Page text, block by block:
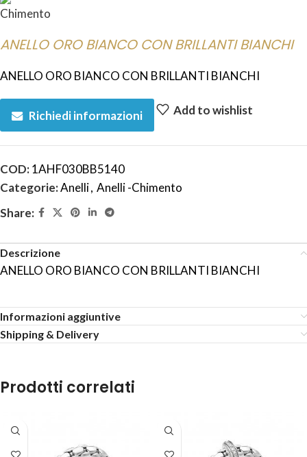
ANELLO ORO BIANCO CON BRILLANTI BIANCHI
ANELLO ORO BIANCO CON BRILLANTI BIANCHI
Richiedi informazioni Add to wishlist
COD:1AHF030BB5140
Categorie:Anelli, Anelli -Chimento
Share:
Descrizione
ANELLO ORO BIANCO CON BRILLANTI BIANCHI
Informazioni aggiuntive
Shipping & Delivery
Prodotti correlati